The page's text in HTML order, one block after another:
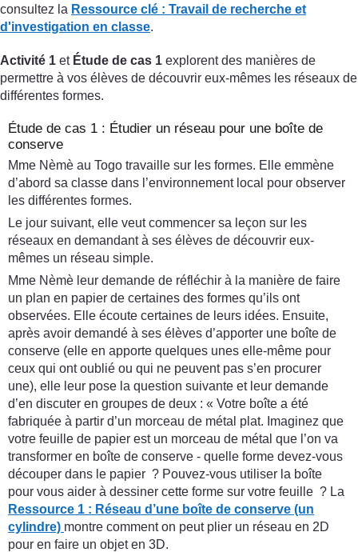
consultez la Ressource clé : Travail de recherche et
d'investigation en classe.
Activité 1 etÉtude de cas 1 explorent des manières de
permettre à vos élèves de découvrir eux-mêmes les réseaux de
différentes formes.
Étude de cas 1 : Étudier un réseau pour une boîte de
conserve
Mme Nèmè au Togo travaille sur les formes. Elle emmène
d’abord sa classe dans l’environnement local pour observer
les différentes formes.
Le jour suivant, elle veut commencer sa leçon sur les
réseaux en demandant à ses élèves de découvrir eux-
mêmes un réseau simple.
Mme Nèmè leur demande de réfléchir à la manière de faire
un plan en papier de certaines des formes qu’ils ont
observées. Elle écoute certaines de leurs idées. Ensuite,
après avoir demandé à ses élèves d’apporter une boîte de
conserve (elle en apporte quelques unes elle-même pour
ceux qui ont oublié ou qui ne peuvent pas s’en procurer
une), elle leur pose la question suivante et leur demande
d’en discuter en groupes de deux : « Votre boîte a été
fabriquée à partir d’un morceau de métal plat. Imaginez que
votre feuille de papier est un morceau de métal que l’on va
transformer en boîte de conserve - quelle forme devez-vous
découper dans le papier ? Pouvez-vous utiliser la boîte
pour vous aider à dessiner cette forme sur votre feuille ? La
Ressource 1 : Réseau d’une boîte de conserve (un
cylindre) montre comment on peut plier un réseau en 2D
pour en faire un objet en 3D.